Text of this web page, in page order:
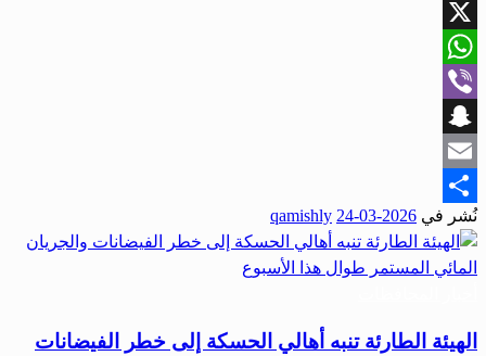
Facebook
X
WhatsApp
Viber
Snapchat
Email
Share
نُشر في 2026-03-24
qamishly
الهيئة الطارئة تنبه أهالي الحسكة إلى خطر الفيضانات